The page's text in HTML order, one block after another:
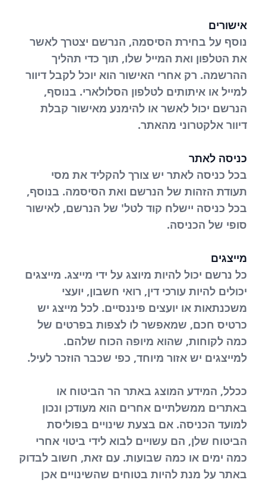
אישורים
נוסף על בחירת הסיסמה, הנרשם יצטרך לאשר
את הטלפון ואת המייל שלו, תוך כדי תהליך
ההרשמה. רק אחרי האישור הוא יוכל לקבל דיוור
למייל או איתותים לטלפון הסלולארי. בנוסף,
הנרשם יכול לאשר או להימנע מאישור קבלת
דיוור אלקטרוני מהאתר.
כניסה לאתר
בכל כניסה לאתר יש צורך להקליד את מסי
תעודת הזהות של הנרשם ואת הסיסמה. בנוסף,
בכל כניסה יישלח קוד לטל' של הנרשם, לאישור
סופי של הכניסה.
מייצגים
כל נרשם יכול להיות מיוצג על ידי מייצג. מייצגים
יכולים להיות עורכי דין, רואי חשבון, יועצי
משכנתאות או יועצים פיננסיים. לכל מייצג יש
כרטיס חכם, שמאפשר לו לצפות בפרטים של
כמה לקוחות, שהוא מיופה הכוח שלהם.
למייצגים יש אזור מיוחד, כפי שכבר הוזכר לעיל.
ככלל, המידע המוצג באתר הר הביטוח או
באתרים ממשלתיים אחרים הוא מעודכן ונכון
למועד הכניסה. אם בצעת שינויים בפוליסת
הביטוח שלן, הם עשויים לבוא לידי ביטוי אחרי
כמה ימים או כמה שבועות. עם זאת, חשוב לבדוק
באתר על מנת להיות בטוחים שהשינויים אכן